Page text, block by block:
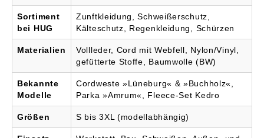
Sortiment
bei HUG
Zunftkleidung, Schweißerschutz,
Kälteschutz, Regenkleidung, Schürzen
Materialien
Vollleder, Cord mit Webfell, Nylon/Vinyl,
gefütterte Stoffe, Baumwolle (BW)
Bekannte
Modelle
Cordweste »Lüneburg« & »Buchholz«,
Parka »Amrum«, Fleece-Set Kedro
Größen S bis 3XL (modellabhängig)